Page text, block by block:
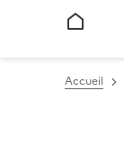
Accueil
Accueil